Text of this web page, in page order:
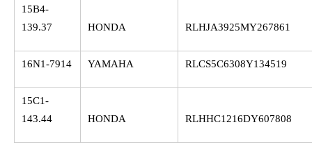
15B4-
139.37
HONDA RLHJA3925MY267861
16N1-7914 YAMAHA RLCS5C6308Y134519
15C1-
143.44
HONDA RLHHC1216DY607808